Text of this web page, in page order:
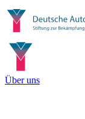
Über uns